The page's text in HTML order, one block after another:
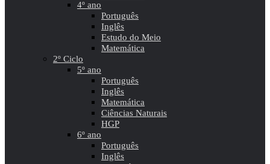
4º ano
Português
Inglês
Estudo do Meio
Matemática
2º Ciclo
5º ano
Português
Inglês
Matemática
Ciências Naturais
HGP
6º ano
Português
Inglês